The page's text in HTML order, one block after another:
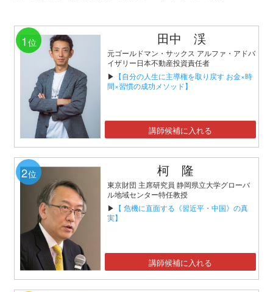
1 位 田中 渓
元ゴールドマン・サックス アルファ・アドバ
イザリー日本不動産投資責任者
▶ 【自分の人生に主導権を取り戻す お金×時
間×習慣の成功メソッド】
講師候補に入れる
2位 柯 隆
東京財団 主席研究員 静岡県立大学グローバ
ル地域センター特任教授
▶ 【 危機に直面する《習近平・中国》の真
実】
講師候補に入れる